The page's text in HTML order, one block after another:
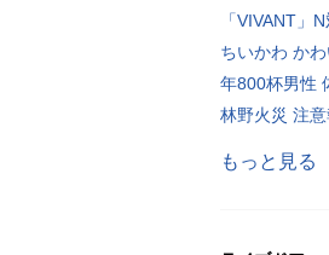
「VIVANT」
ちいかわ か
年800杯男性
林野火災 注
もっと見る